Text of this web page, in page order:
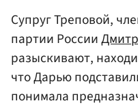
Супруг Треповой,
партии России
разыскивают,
что Дарью
понимала